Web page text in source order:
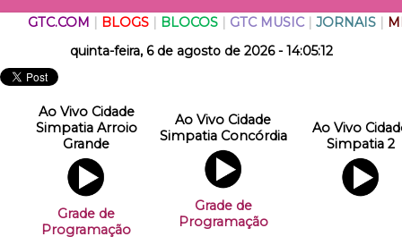
GTC.COM BLOGS| BLOCOS| GTC MUSIC| JORNAIS|
quinta-feira, 6 de agosto de 2026 - 14:05:12
Ao Vivo Cidade
Simpatia Arroio
Grande
Grade de
Programação
Ao Vivo Cidade
Simpatia Concórdia
Grade de
Programação
Ao Vivo
Simpatia 2